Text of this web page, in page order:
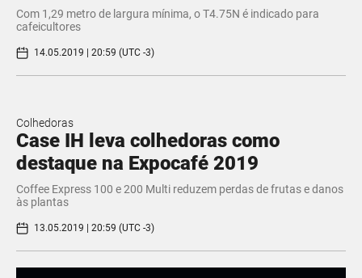
Com 1,29 metro de largura mínima, o T4.75N é indicado para
cafeicultores
14.05.2019 | 20:59 (UTC -3)
Colhedoras
Case IH leva colhedoras como
destaque na Expocafé 2019
Coffee Express 100 e 200 Multi reduzem perdas de frutas e danos
às plantas
13.05.2019 | 20:59 (UTC -3)